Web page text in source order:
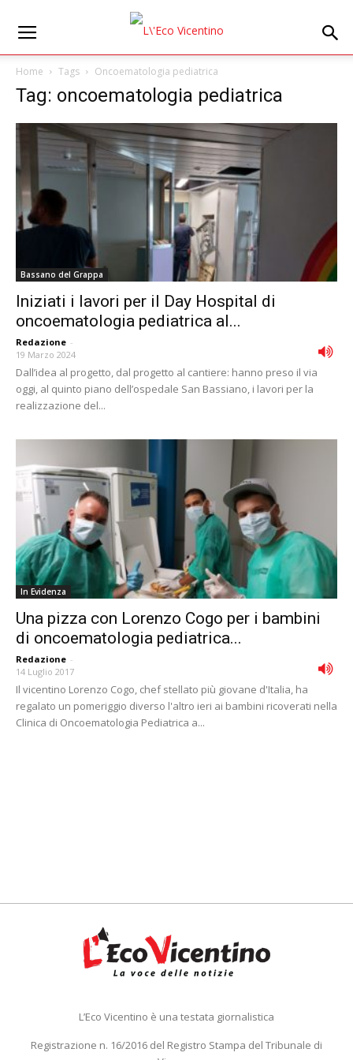
Home Tags Oncoematologia pediatrica
Tag: oncoematologia pediatrica
Bassano del Grappa
Iniziati i lavori per il Day Hospital di
oncoematologia pediatrica al...
Redazione -
19 Marzo 2024
Dall’idea al progetto, dal progetto al cantiere: hanno preso il via
oggi, al quinto piano dell’ospedale San Bassiano, i lavori per la
realizzazione del...
In Evidenza
Una pizza con Lorenzo Cogo per i bambini
di oncoematologia pediatrica...
Redazione -
14 Luglio 2017
Il vicentino Lorenzo Cogo, chef stellato più giovane d'Italia, ha
regalato un pomeriggio diverso l'altro ieri ai bambini ricoverati nella
Clinica di Oncoematologia Pediatrica a...
L’Eco Vicentino è una testata giornalistica
Registrazione n. 16/2016 del Registro Stampa del Tribunale di